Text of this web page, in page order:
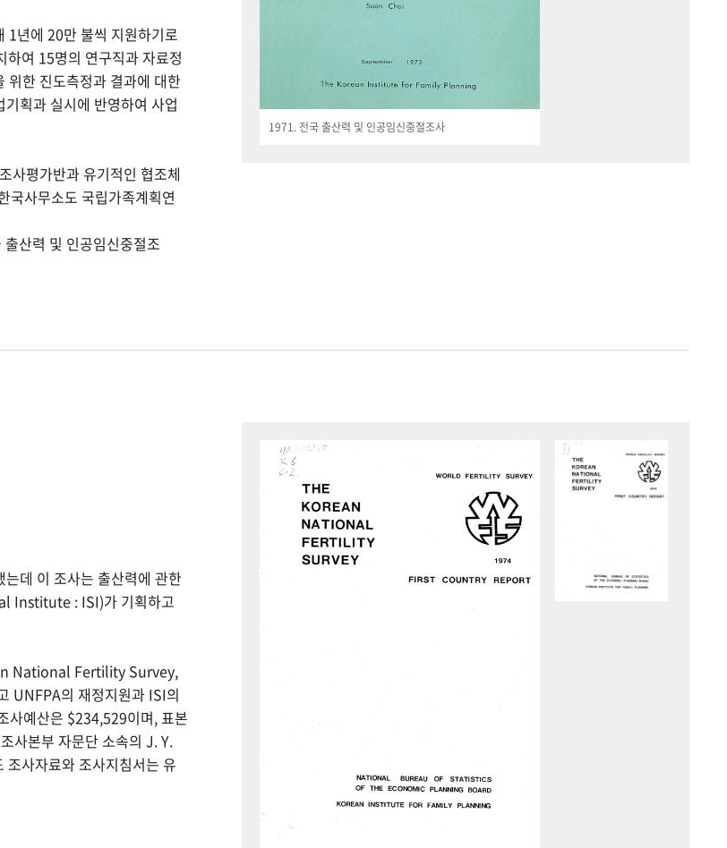
1년에 20만 불씩 지원하기로
여 15명의 연구직과 자료정
위한 진도측정과 결과에 대한
획과 실시에 반영하여 사업
사평가반과 유기적인 협조체
국사무소도 국립가족계획연
산력 및 인공임신중절조
1971. 전국 출산력 및 인공임신중절조사
데 이 조사는 출산력에 관한
Institute : ISI)가 기획하고
National Fertility Survey,
UNFPA의 재정지원과 ISI의
사예산은 $234,529이며, 표본
사본부 자문단 소속의 J. Y.
사자료와 조사지침서는 유